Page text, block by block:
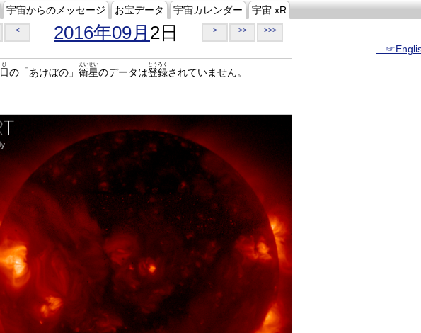
宇宙からのメッセージ お宝データ 宇宙カレンダー 宇宙 xR
< 2016年09月 2日 > >> >>>
日
ひ
の「あけぼの」 衛星
えいせい
のデータは登録
とうろく
されていません。